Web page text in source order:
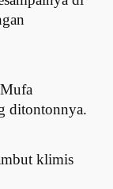
ditontonnya.
klimis